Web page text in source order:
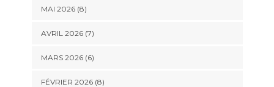
MAI 2026 (8)
AVRIL 2026 (7)
MARS 2026 (6)
FÉVRIER 2026 (8)